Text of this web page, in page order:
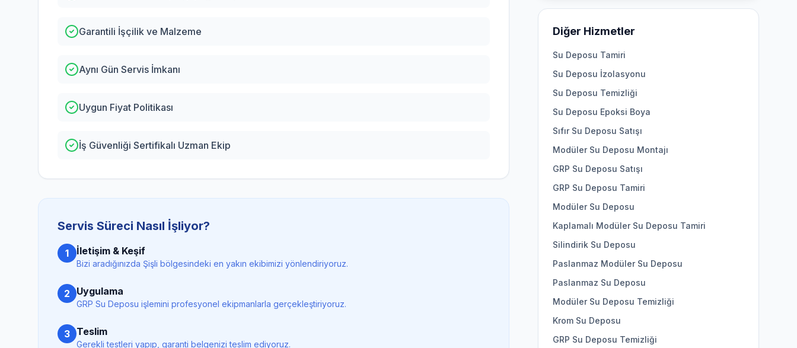
Garantili İşçilik ve Malzeme
Aynı Gün Servis İmkanı
Uygun Fiyat Politikası
İş Güvenliği Sertifikalı Uzman Ekip
Servis Süreci Nasıl İşliyor?
1 İletişim & Keşif
Bizi aradığınızda Şişli bölgesindeki en yakın ekibimizi yönlendiriyoruz.
2 Uygulama
GRP Su Deposu işlemini profesyonel ekipmanlarla gerçekleştiriyoruz.
3 Teslim
Gerekli testleri yapıp, garanti belgenizi teslim ediyoruz.
Diğer Hizmetler
Su Deposu Tamiri
Su Deposu İzolasyonu
Su Deposu Temizliği
Su Deposu Epoksi Boya
Sıfır Su Deposu Satışı
Modüler Su Deposu Montajı
GRP Su Deposu Satışı
GRP Su Deposu Tamiri
Modüler Su Deposu
Kaplamalı Modüler Su Deposu Tamiri
Silindirik Su Deposu
Paslanmaz Modüler Su Deposu
Paslanmaz Su Deposu
Modüler Su Deposu Temizliği
Krom Su Deposu
GRP Su Deposu Temizliği